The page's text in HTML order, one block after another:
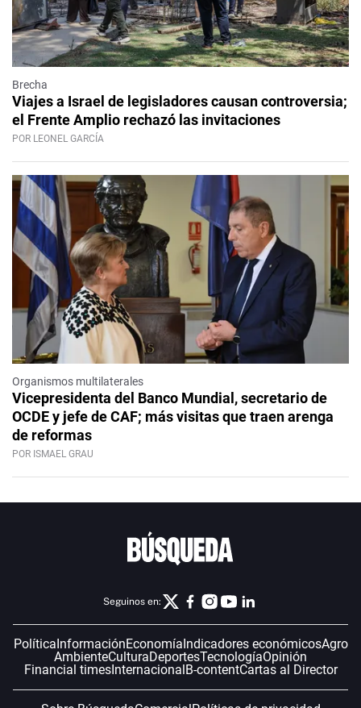
Brecha
Viajes a Israel de legisladores causan controversia;
el Frente Amplio rechazó las invitaciones
POR LEONEL GARCÍA
Organismos multilaterales
Vicepresidenta del Banco Mundial, secretario de
OCDE y jefe de CAF; más visitas que traen arenga
de reformas
POR ISMAEL GRAU
Seguinos en:
PolíticaInformaciónEconomíaIndicadores económicosAgro
AmbienteCulturaDeportesTecnologíaOpinión
Financial timesInternacionalB-contentCartas al Director